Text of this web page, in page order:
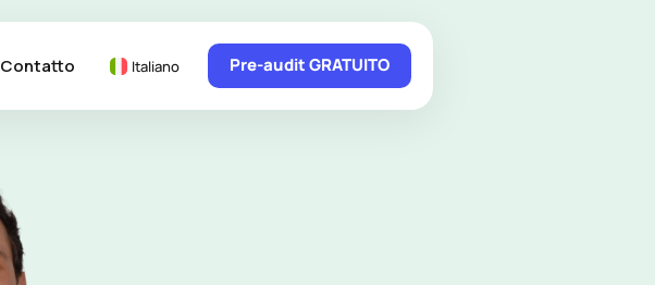
Contatto Italiano Pre-audit GRATUITO